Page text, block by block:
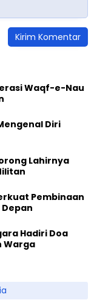
Waqf-e-Nau
Diri
Lahirnya
Pembinaan
Hadiri Doa
Warga